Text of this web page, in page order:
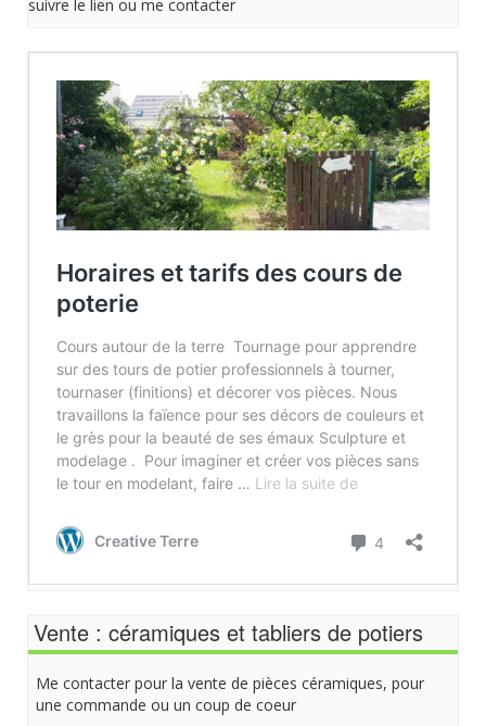
suivre le lien ou me contacter
Vente : céramiques et tabliers de potiers
Me contacter pour la vente de pièces céramiques, pour
une commande ou un coup de coeur